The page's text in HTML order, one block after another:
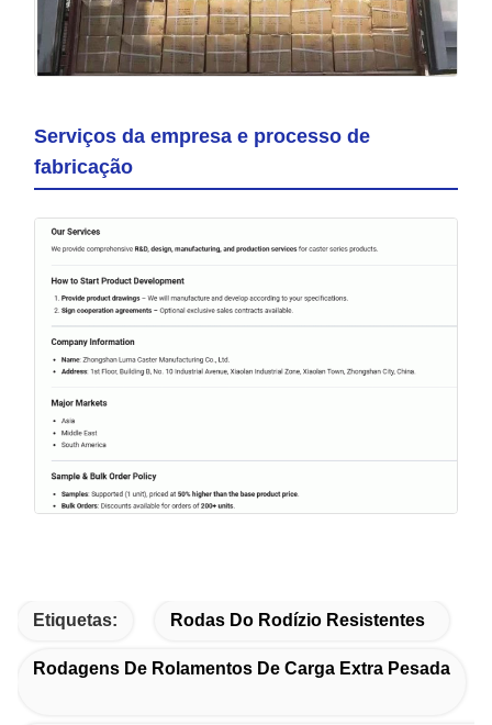
Serviços da empresa e processo de
fabricação
Etiquetas: Rodas Do Rodízio Resistentes
Rodagens De Rolamentos De Carga Extra Pesada